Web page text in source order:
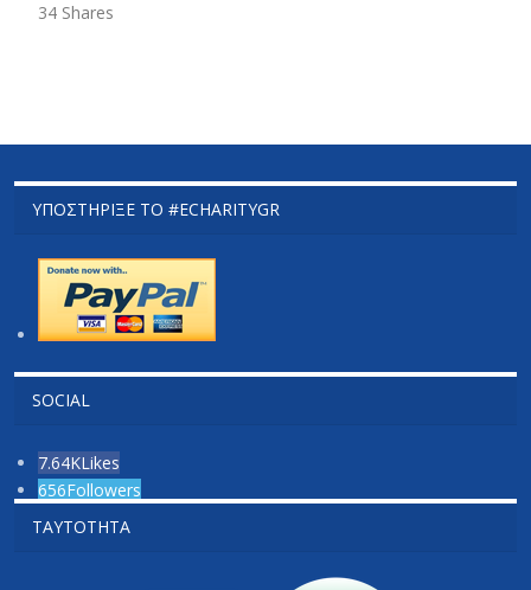
34 Shares
ΥΠΟΣΤΉΡΙΞΕ ΤΟ #ECHARITYGR
SOCIAL
7.64KLikes
656Followers
ΤΑΥΤΌΤΗΤΑ